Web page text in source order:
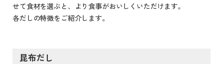
せて食材を選ぶと、より食事がおいしくいただけます。
各だしの特徴をご紹介します。
昆布だし